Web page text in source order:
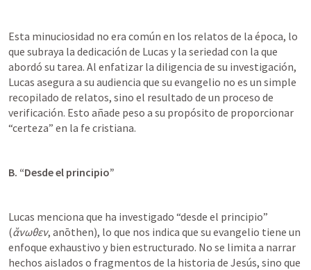
Esta minuciosidad no era común en los relatos de la época, lo
que subraya la dedicación de Lucas y la seriedad con la que
abordó su tarea. Al enfatizar la diligencia de su investigación,
Lucas asegura a su audiencia que su evangelio no es un simple
recopilado de relatos, sino el resultado de un proceso de
verificación. Esto añade peso a su propósito de proporcionar
“certeza” en la fe cristiana.
B. “Desde el principio”
Lucas menciona que ha investigado “desde el principio”
(ἄνωθεν, anōthen), lo que nos indica que su evangelio tiene un
enfoque exhaustivo y bien estructurado. No se limita a narrar
hechos aislados o fragmentos de la historia de Jesús, sino que